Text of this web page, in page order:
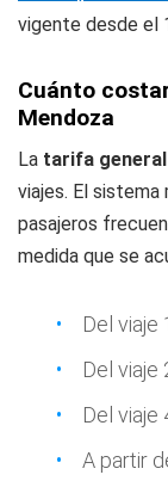
vigente desde el
Cuánto
Mendoza
La tarifa
viajes. El sistema
pasajeros
medida que se
Del viaje
Del viaje
Del viaje
A partir